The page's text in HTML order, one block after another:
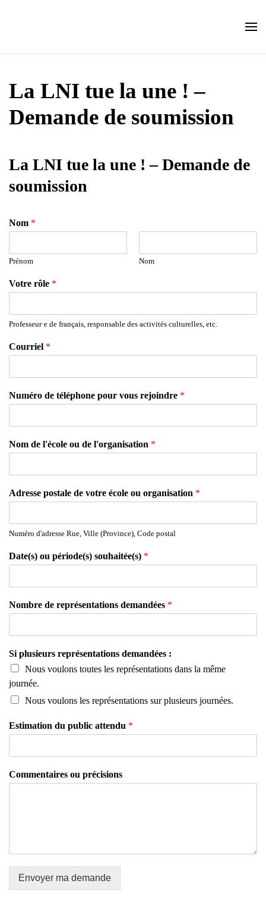
La LNI tue la une ! –
Demande de soumission
La LNI tue la une ! – Demande de
soumission
Nom *
Prénom Nom
Votre rôle *
Professeur·e de français, responsable des activités culturelles, etc.
Courriel *
Numéro de téléphone pour vous rejoindre *
Nom de l'école ou de l'organisation *
Adresse postale de votre école ou organisation *
Numéro d'adresse Rue, Ville (Province), Code postal
Date(s) ou période(s) souhaitée(s) *
Nombre de représentations demandées *
Si plusieurs représentations demandées :
Nous voulons toutes les représentations dans la même
journée.
Nous voulons les représentations sur plusieurs journées.
Estimation du public attendu *
Commentaires ou précisions
Envoyer ma demande